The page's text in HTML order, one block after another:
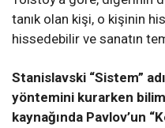
tanık olan kişi, o kişinin
hissedebilir ve sanatın
Stanislavski “Sistem”
yöntemini kurarken
kaynağında Pavlov’un